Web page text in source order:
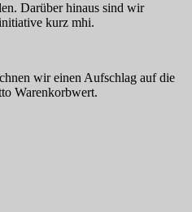
Darüber hinaus sind wir
kurz mhi.
wir einen Aufschlag auf die
Warenkorbwert.